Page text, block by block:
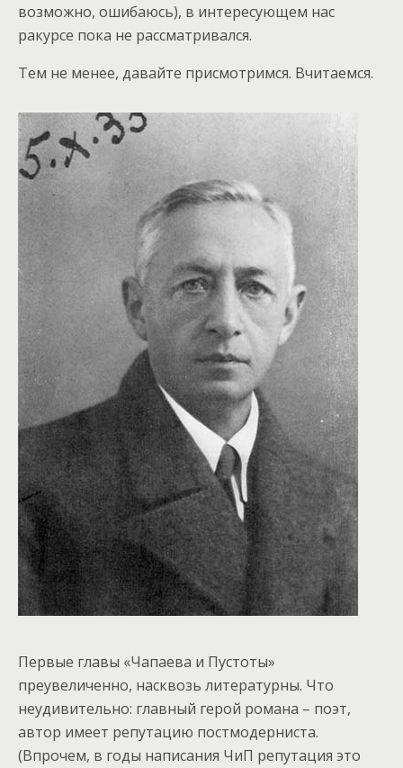
возможно, ошибаюсь), в интересующем нас
ракурсе пока не рассматривался.
Тем не менее, давайте присмотримся. Вчитаемся.
Первые главы «Чапаева и Пустоты»
преувеличенно, насквозь литературны. Что
неудивительно: главный герой романа – поэт,
автор имеет репутацию постмодерниста.
(Впрочем, в годы написания ЧиП репутация это